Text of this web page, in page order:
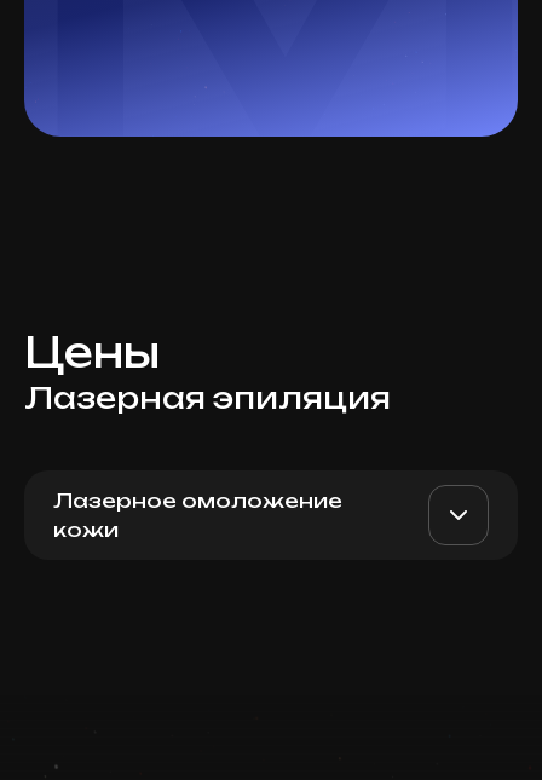
Цены
Лазерная эпиляция
Лазерное омоложение
кожи